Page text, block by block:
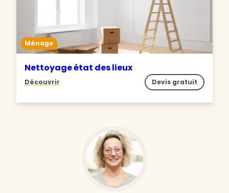
Ménage
Nettoyage état des lieux
Découvrir Devis gratuit